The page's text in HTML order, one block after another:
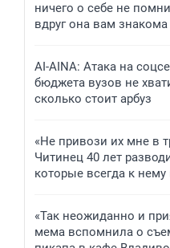
ничего о себе не
вдруг она вам знакома
AI-AINA: Атака на
бюджета вузов не
сколько стоит арбуз
«Не привози их мне в
Читинец 40 лет
которые всегда к
«Так неожиданно и
мема вспомнила о